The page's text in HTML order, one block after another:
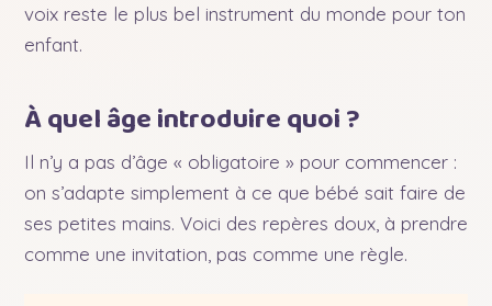
voix reste le plus bel instrument du monde pour ton
enfant.
À quel âge introduire quoi ?
Il n’y a pas d’âge « obligatoire » pour commencer :
on s’adapte simplement à ce que bébé sait faire de
ses petites mains. Voici des repères doux, à prendre
comme une invitation, pas comme une règle.